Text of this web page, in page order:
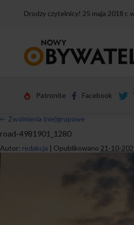
Drodzy czytelnicy! 25 maja 2018 r.
Patronite Facebook
← Zwolnienia (nie)grupowe
road-4981901_1280
Autor: redakcja | Opublikowano 21-10-